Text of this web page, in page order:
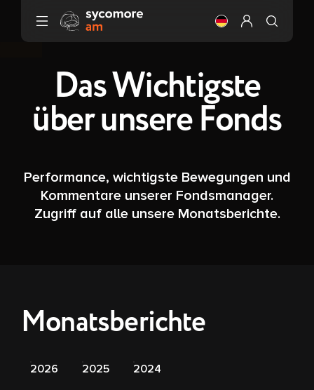
Gehen Sie zu Inhalt
Ändere dieMein Profil
Das Wichtigste
über unsere Fonds
Performance, wichtigste Bewegungen und
Kommentare unserer Fondsmanager.
Zugriff auf alle unsere Monatsberichte.
Monatsberichte
2026 2025 2024